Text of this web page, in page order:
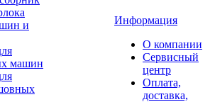
и
машин
Информация
О компании
Сервисный
центр
Оплата,
доставка,